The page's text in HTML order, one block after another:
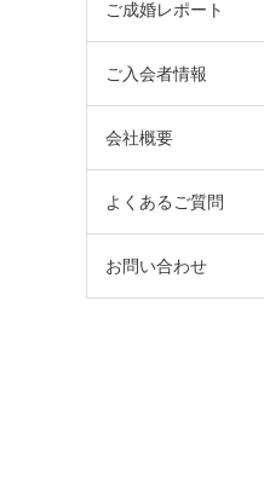
ご成婚レポート
ご入会者情報
会社概要
よくあるご質問
お問い合わせ